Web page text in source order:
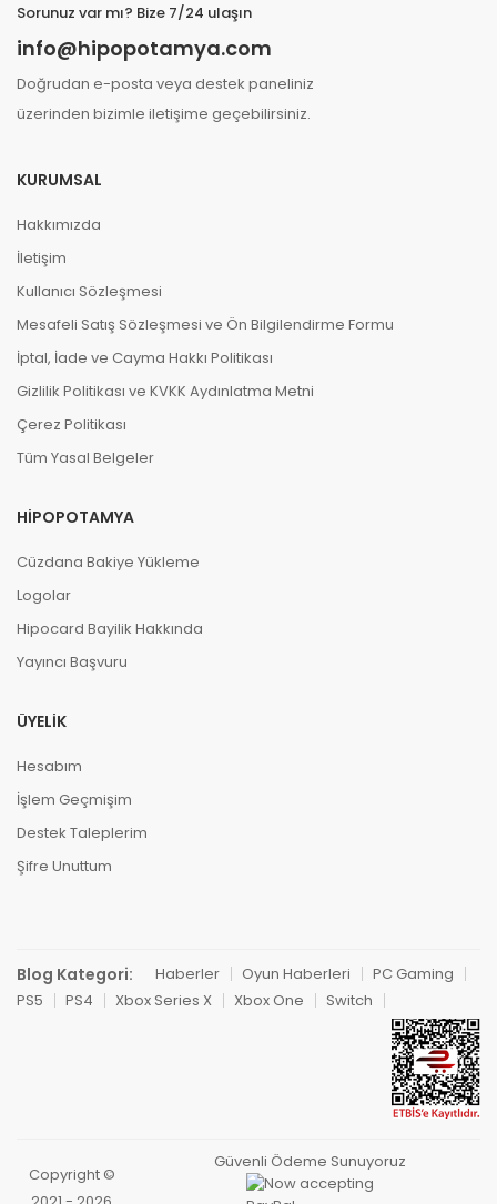
Sorunuz var mı? Bize 7/24 ulaşın
info@hipopotamya.com
Doğrudan e-posta veya destek paneliniz
üzerinden bizimle iletişime geçebilirsiniz.
KURUMSAL
Hakkımızda
İletişim
Kullanıcı Sözleşmesi
Mesafeli Satış Sözleşmesi ve Ön Bilgilendirme Formu
İptal, İade ve Cayma Hakkı Politikası
Gizlilik Politikası ve KVKK Aydınlatma Metni
Çerez Politikası
Tüm Yasal Belgeler
HIPOPOTAMYA
Cüzdana Bakiye Yükleme
Logolar
Hipocard Bayilik Hakkında
Yayıncı Başvuru
ÜYELIK
Hesabım
İşlem Geçmişim
Destek Taleplerim
Şifre Unuttum
Blog Kategori: Haberler Oyun Haberleri
PC Gaming
PS5
PS4 Xbox Series X Xbox One Switch
Copyright ©
Güvenli Ödeme Sunuyoruz